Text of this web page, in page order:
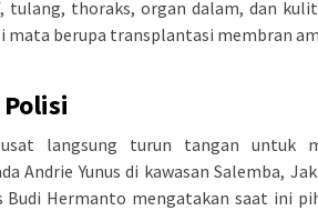
tulang, thoraks, organ dalam, dan
mata berupa transplantasi membran
langsung turun tangan untuk
Andrie Yunus di kawasan Salemba,
Budi Hermanto mengatakan saat ini